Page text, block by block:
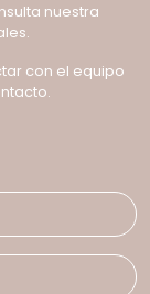
nuestra
con el equipo